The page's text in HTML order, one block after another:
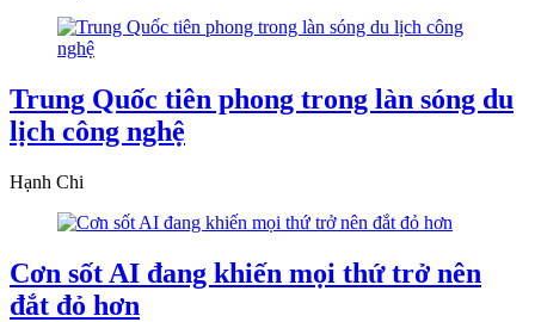
Trung Quốc tiên phong trong làn sóng du
lịch công nghệ
Hạnh Chi
Cơn sốt AI đang khiến mọi thứ trở nên
đắt đỏ hơn